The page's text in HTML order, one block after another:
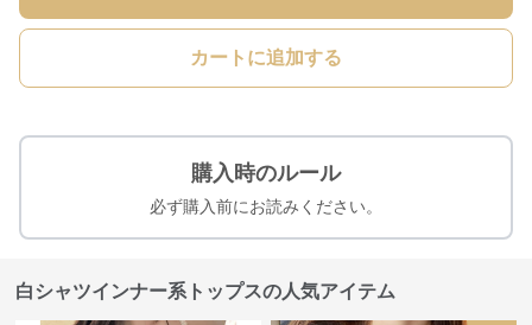
カートに追加する
購入時のルール
必ず購入前にお読みください。
白シャツインナー系トップスの人気アイテム